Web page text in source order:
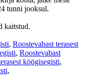
tunni jooksul.
kaitstud.
, Roostevabast terasest
, Roostevabast
köögisegisti,
,